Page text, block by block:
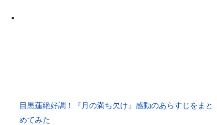
目黒蓮絶好調！『月の満ち欠け』感動のあらすじをまと
めてみた